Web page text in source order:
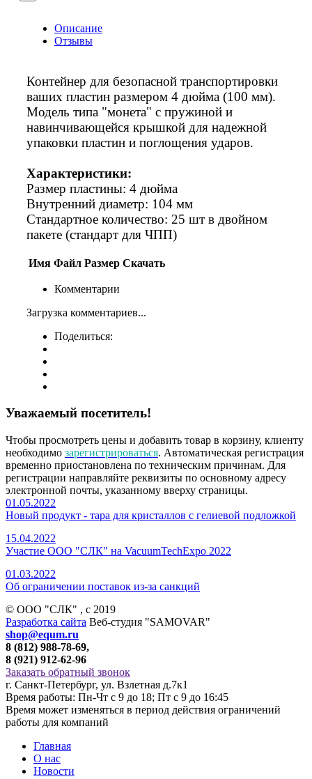
Описание
Отзывы
Контейнер для безопасной транспортировки
ваших пластин размером 4 дюйма (100 мм).
Модель типа "монета" с пружиной и
навинчивающейся крышкой для надежной
упаковки пластин и поглощения ударов.
Характеристики:
Размер пластины: 4 дюйма
Внутренний диаметр: 104 мм
Стандартное количество: 25 шт в двойном
пакете (стандарт для ЧПП)
Имя Файл Размер Скачать
Комментарии
Загрузка комментариев...
Поделиться:
Уважаемый посетитель!
Чтобы просмотреть цены и добавить товар в корзину, клиенту
необходимо зарегистрироваться. Автоматическая регистрация
временно приостановлена по техническим причинам. Для
регистрации направляйте реквизиты по основному адресу
электронной почты, указанному вверху страницы.
01.05.2022
Новый продукт - тара для кристаллов с гелиевой подложкой
15.04.2022
Участие ООО "СЛК" на VacuumTechExpo 2022
01.03.2022
Об ограничении поставок из-за санкций
© ООО "СЛК" , c 2019
Разработка сайта Веб-студия "SAMOVAR"
shop@equm.ru
8 (812) 988-78-69,
8 (921) 912-62-96
Заказать обратный звонок
г. Санкт-Петербург, ул. Взлетная д.7к1
Время работы: Пн-Чт с 9 до 18; Пт с 9 до 16:45
Время может изменяться в период действия ограничений
работы для компаний
Главная
О нас
Новости